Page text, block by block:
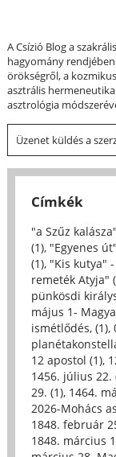
A Csízió Blog a
hagyomány
örökségről, a
asztrális
asztrológia
Üzenet küldés a
Címkék
"a Szűz
(1), "Egyenes
(1), "Kis kutya"
remeték Atyja"
pünkösdi
május 1-
ismétlődés, (1),
12 apostol (1),
1456. július 22.
29. (1), 1464.
2026-Mohács
1848. február
1848. március